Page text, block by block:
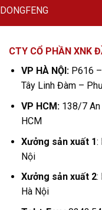
CTY CỔ PHẦN XNK
VP HÀ NỘI:P616 –
Tây Linh Đàm –
VP HCM:138/7 An
HCM
Xưởng sản xuất 1:
Nội
Xưởng sản xuất 2:
Hà Nội